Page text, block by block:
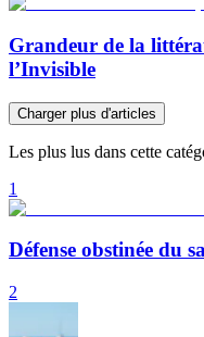
Grandeur de la
l’Invisible
Charger plus d'articles
Les plus lus dans cette
1
Défense obstinée du
2